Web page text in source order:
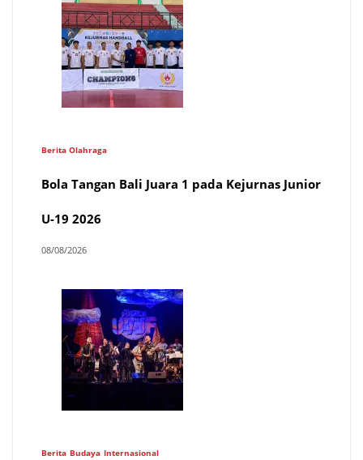
Berita Olahraga
Bola Tangan Bali Juara 1 pada Kejurnas Junior
U-19 2026
08/08/2026
Berita Budaya Internasional